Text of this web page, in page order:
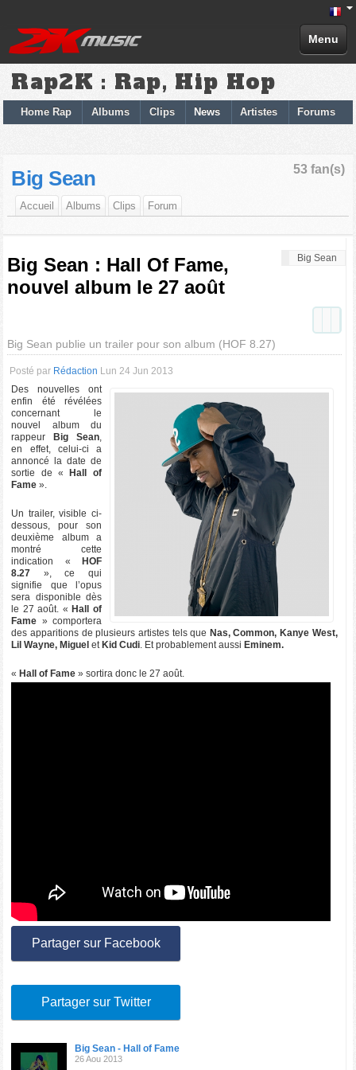
Menu
Rap2K : Rap, Hip Hop
Home Rap Albums Clips News Artistes Forums
53 fan(s)
Big Sean
Accueil Albums Clips Forum
Big Sean
Big Sean : Hall Of Fame,
nouvel album le 27 août
Big Sean publie un trailer pour son album (HOF 8.27)
Posté par Rédaction Lun 24 Jun 2013
Des nouvelles ont
enfin été révélées
concernant le
nouvel album du
rappeur
Big Sean,
en effet, celui-ci a
annoncé la date de
sortie de « Hall of
Fame ».
Un trailer, visible ci-
dessous, pour son
deuxième album a
montré cette
indication «
HOF
8.27 », ce qui
signifie que l’opus
sera disponible dès
le 27 août. « Hall of
Fame » comportera
des apparitions de plusieurs artistes tels que Nas, Common, Kanye West,
Lil Wayne, MigueletKid Cudi. Et probablement aussi Eminem.
« Hall of Fame » sortira donc le 27 août.
Partager sur Facebook
Partager sur Twitter
Big Sean - Hall of Fame
26 Aou 2013